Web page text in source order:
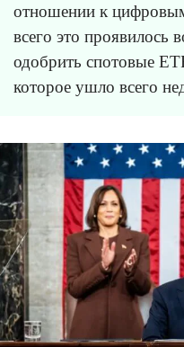
отношении к
всего это проявилось
одобрить спотовые
которое ушло всего